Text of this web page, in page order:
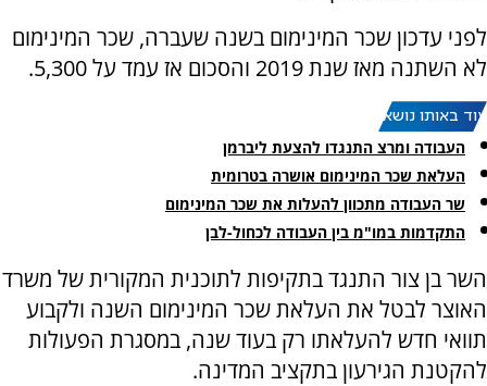
לפני עדכון שכר המינימום בשנה שעברה, שכר המינימום
לא השתנה מאז שנת 2019 והסכום אז עמד על 5,300.
עוד באותו נושא:
העבודה ומרצ התנגדו להצעת ליברמן
העלאת שכר המינימום אושרה בטרומית
שר העבודה מתכוון להעלות את שכר המינימום
התקדמות במו"מ בין העבודה לכחול-לבן
השר בן צור התנגד בתקיפות לתוכנית המקורית של משרד
האוצר לבטל את העלאת שכר המינימום השנה ולקבוע
תוואי חדש להעלאתו רק בעוד שנה, במסגרת הפעולות
להקטנת הגירעון בתקציב המדינה.